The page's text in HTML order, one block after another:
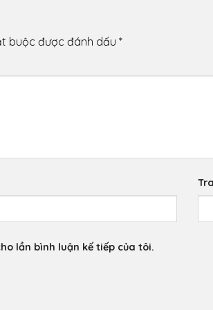
buộc được đánh dấu *
lần bình luận kế tiếp của tôi.